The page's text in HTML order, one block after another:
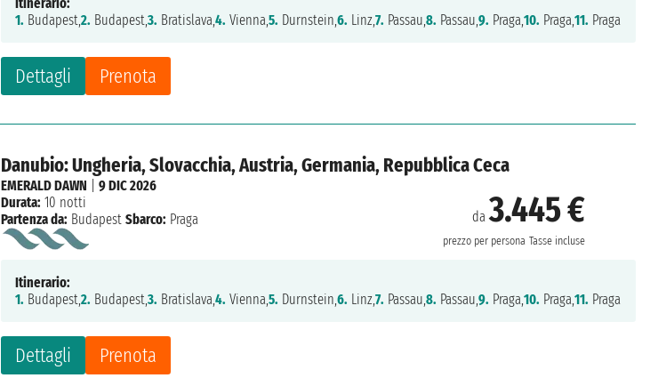
Dettagli Prenota
1. Budapest,2. Budapest,3. Bratislava,4. Vienna,5. Durnstein,6. Linz,7. Passau,8. Passau,9. Praga,10. Praga,11. Praga
Danubio: Ungheria, Slovacchia, Austria, Germania, Repubblica Ceca
da3.445 €
prezzo per persona Tasse incluse
Dettagli Prenota
EMERALD DAWN |9 DIC 2026
Durata: 10 notti
Partenza da: Budapest Sbarco: Praga
Itinerario:
1. Budapest,2. Budapest,3. Bratislava,4. Vienna,5. Durnstein,6. Linz,7. Passau,8. Passau,9. Praga,10. Praga,11. Praga